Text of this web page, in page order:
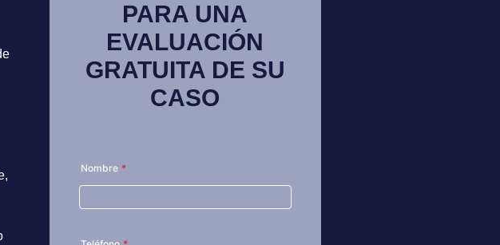
PARA UNA
EVALUACIÓN
GRATUITA DE SU
CASO